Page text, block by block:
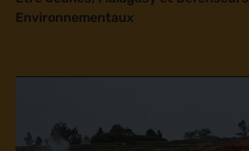
Environnementaux